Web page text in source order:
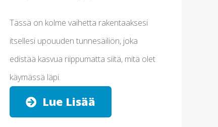
Tässä on kolme vaihetta rakentaaksesi
itsellesi upouuden tunnesäiliön, joka
edistää kasvua riippumatta siitä, mitä olet
käymässä läpi.
Lue Lisää